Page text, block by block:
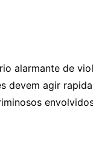
alarmante de
devem agir